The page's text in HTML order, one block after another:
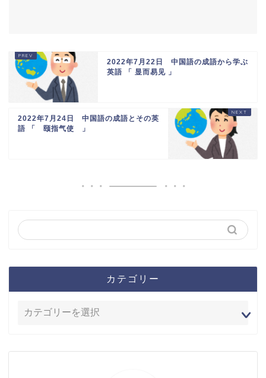
2022年7月22日 中国語の成語から学ぶ
英語 「 显而易见 」
2022年7月24日 中国語の成語とその英
語 「 颐指气使 」
カテゴリー